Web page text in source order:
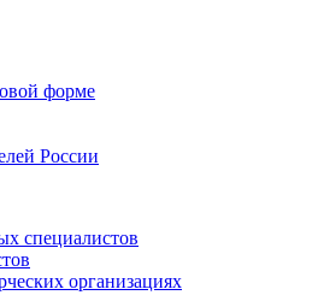
форме
России
специалистов
организациях